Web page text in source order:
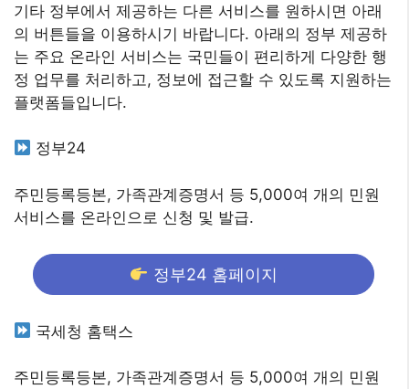
기타 정부에서 제공하는 다른 서비스를 원하시면 아래
의 버튼들을 이용하시기 바랍니다. 아래의 정부 제공하
는 주요 온라인 서비스는 국민들이 편리하게 다양한 행
정 업무를 처리하고, 정보에 접근할 수 있도록 지원하는
플랫폼들입니다.
정부24
주민등록등본, 가족관계증명서 등 5,000여 개의 민원
서비스를 온라인으로 신청 및 발급.
정부24 홈페이지
국세청 홈택스
주민등록등본, 가족관계증명서 등 5,000여 개의 민원